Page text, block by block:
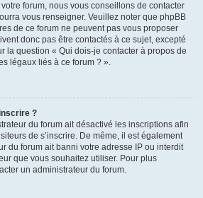
forum, nous vous conseillons de contacter
vous renseigner. Veuillez noter que phpBB
de ce forum ne peuvent pas vous proposer
donc pas être contactés à ce sujet, excepté
la question « Qui dois-je contacter à propos de
légaux liés à ce forum ? ».
?
du forum ait désactivé les inscriptions afin
de s’inscrire. De même, il est également
du forum ait banni votre adresse IP ou interdit
que vous souhaitez utiliser. Pour plus
un administrateur du forum.